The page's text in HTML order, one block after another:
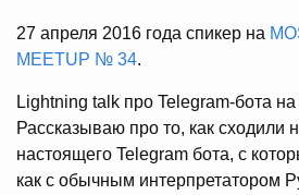
27 апреля 2016 года спикер на
MEETUP № 34.
Lightning talk про Telegram-бота
Рассказываю про то, как сходили
настоящего Telegram бота, с
как с обычным интерпретатором